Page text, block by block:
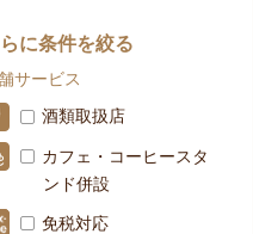
に条件を絞る
サービス
酒類取扱店
カフェ・コーヒースタ
ンド併設
免税対応